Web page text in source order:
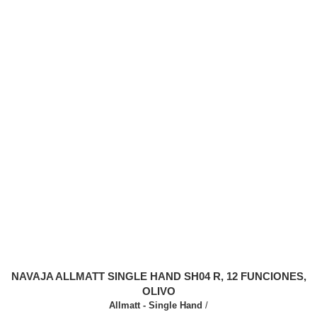
NAVAJA ALLMATT SINGLE HAND SH04 R, 12 FUNCIONES,
OLIVO
Allmatt - Single Hand /